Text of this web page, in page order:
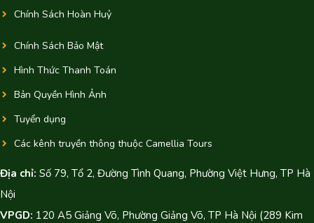
Chính Sách Hoàn Huỷ
Chính Sách Bảo Mật
Hình Thức Thanh Toán
Bản Quyền Hình Ảnh
Tuyển dụng
Các kênh truyền thông thuộc Camellia Tours
Địa chỉ: Số 79, Tổ 2, Đường Tình Quang, Phường Việt Hưng, TP Hà
Nội
VPGD: 120 A5 Giảng Võ, Phường Giảng Võ, TP Hà Nội (289 Kim